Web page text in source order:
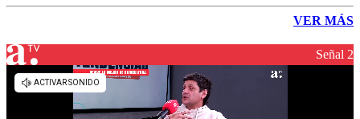
VER MÁS
Señal 2